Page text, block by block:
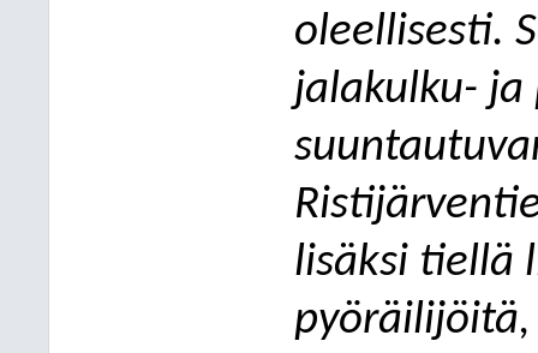
oleellisesti.
jalakulku- ja
lisäksi tiellä